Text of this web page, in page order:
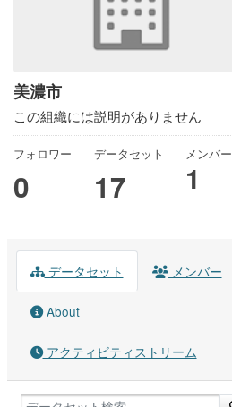
美濃市
この組織には説明がありません
フォロワー
0
データセット
17
メンバー
1
データセット メンバー
About
アクティビティストリーム